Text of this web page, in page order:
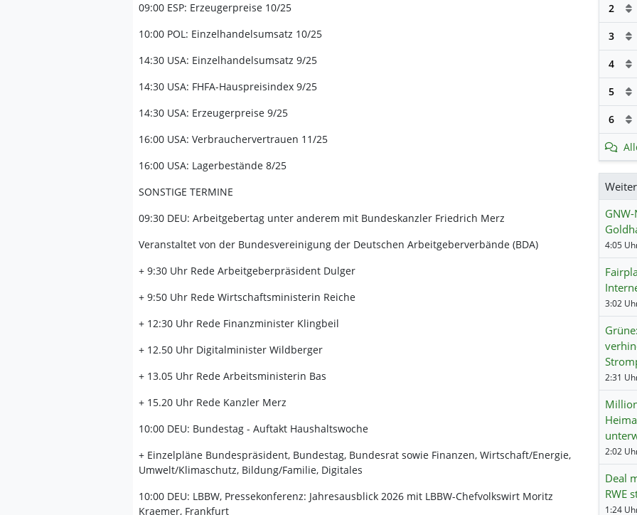
09:00 ESP: Erzeugerpreise 10/25
10:00 POL: Einzelhandelsumsatz 10/25
14:30 USA: Einzelhandelsumsatz 9/25
14:30 USA: FHFA-Hauspreisindex 9/25
14:30 USA: Erzeugerpreise 9/25
16:00 USA: Verbrauchervertrauen 11/25
16:00 USA: Lagerbestände 8/25
SONSTIGE TERMINE
09:30 DEU: Arbeitgebertag unter anderem mit Bundeskanzler Friedrich Merz
Veranstaltet von der Bundesvereinigung der Deutschen Arbeitgeberverbände (BDA)
+ 9:30 Uhr Rede Arbeitgeberpräsident Dulger
+ 9:50 Uhr Rede Wirtschaftsministerin Reiche
+ 12:30 Uhr Rede Finanzminister Klingbeil
+ 12.50 Uhr Digitalminister Wildberger
+ 13.05 Uhr Rede Arbeitsministerin Bas
+ 15.20 Uhr Rede Kanzler Merz
10:00 DEU: Bundestag - Auftakt Haushaltswoche
+ Einzelpläne Bundespräsident, Bundestag, Bundesrat sowie Finanzen, Wirtschaft/Energie,
Umwelt/Klimaschutz, Bildung/Familie, Digitales
10:00 DEU: LBBW, Pressekonferenz: Jahresausblick 2026 mit LBBW-Chefvolkswirt Moritz
Kraemer, Frankfurt
2
3
4
5
6
4:05
3:02
2:31
2:02
Deal
RWE
1:24